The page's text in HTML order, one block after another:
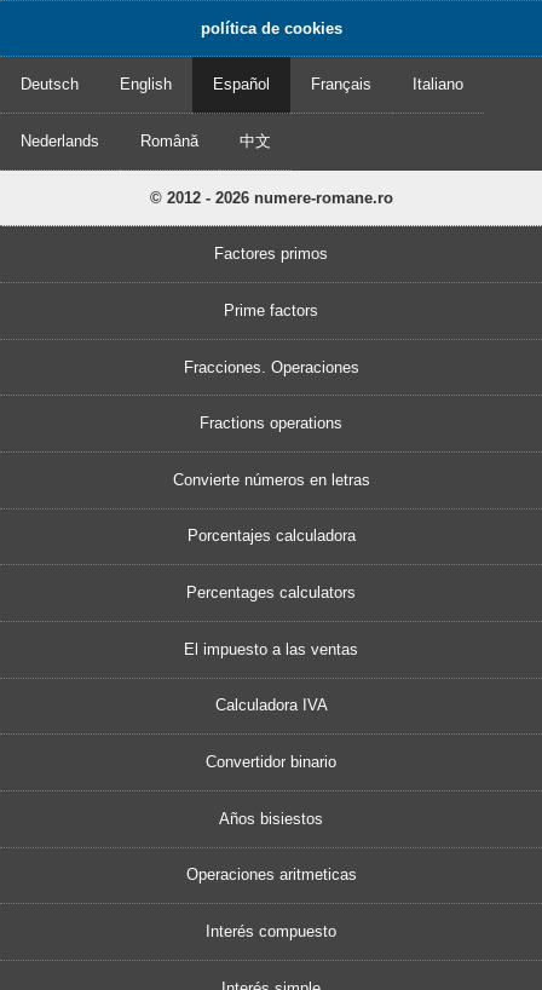
política de cookies
Deutsch English Español Français Italiano
Nederlands Română 中文
© 2012 - 2026 numere-romane.ro
Factores primos
Prime factors
Fracciones. Operaciones
Fractions operations
Convierte números en letras
Porcentajes calculadora
Percentages calculators
El impuesto a las ventas
Calculadora IVA
Convertidor binario
Años bisiestos
Operaciones aritmeticas
Interés compuesto